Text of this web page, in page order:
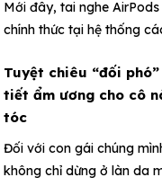
không dây hot nhất hiện
tóc
Đối với con gái chúng
không chỉ dừng ở làn da
nuôi dưỡng mái tóc nữa.
Lixibox giúp các cô nàng
ngày thời tiết thất thường
Siêu lạ, siêu hot - Mặt
“Sáng nắng, chiều mưa,
mát”, tâm trạng con gái